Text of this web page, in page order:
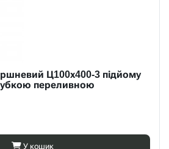
Ц100х400-3 підйому
переливною
У кошик